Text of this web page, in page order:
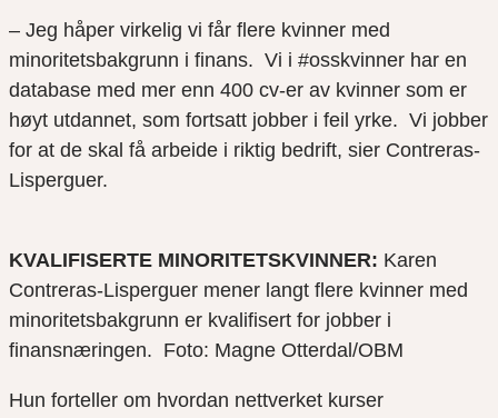
– Jeg håper virkelig vi får flere kvinner med
minoritetsbakgrunn i finans. Vi i #osskvinner har en
database med mer enn 400 cv-er av kvinner som er
høyt utdannet, som fortsatt jobber i feil yrke. Vi jobber
for at de skal få arbeide i riktig bedrift, sier Contreras-
Lisperguer.
KVALIFISERTE MINORITETSKVINNER: Karen
Contreras-Lisperguer mener langt flere kvinner med
minoritetsbakgrunn er kvalifisert for jobber i
finansnæringen. Foto: Magne Otterdal/OBM
Hun forteller om hvordan nettverket kurser